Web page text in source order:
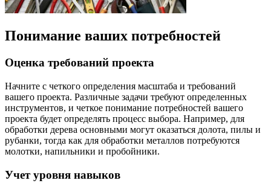
Понимание ваших потребностей
Оценка требований проекта
Начните с четкого определения масштаба и требований
вашего проекта. Различные задачи требуют определенных
инструментов, и четкое понимание потребностей вашего
проекта будет определять процесс выбора. Например, для
обработки дерева основными могут оказаться долота, пилы и
рубанки, тогда как для обработки металлов потребуются
молотки, напильники и пробойники.
Учет уровня навыков